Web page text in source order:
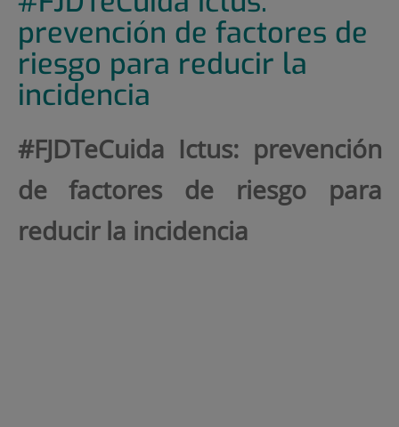
prevención de factores de
riesgo para reducir la
incidencia
#FJDTeCuida Ictus: prevención
de factores de riesgo para
reducir la incidencia